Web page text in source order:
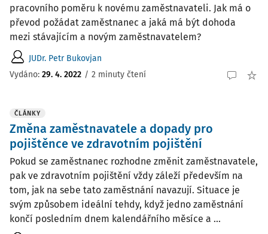
pracovního poměru k novému zaměstnavateli. Jak má o
převod požádat zaměstnanec a jaká má být dohoda
mezi stávajícím a novým zaměstnavatelem?
JUDr. Petr Bukovjan
Vydáno: 29. 4. 2022 / 2 minuty čtení
ČLÁNKY
Změna zaměstnavatele a dopady pro
pojištěnce ve zdravotním pojištění
Pokud se zaměstnanec rozhodne změnit zaměstnavatele,
pak ve zdravotním pojištění vždy záleží především na
tom, jak na sebe tato zaměstnání navazují. Situace je
svým způsobem ideální tehdy, když jedno zaměstnání
končí posledním dnem kalendářního měsíce a ...